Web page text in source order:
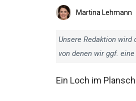
Martina Lehmann
Unsere Redaktion wird
von denen wir ggf.
Ein Loch im